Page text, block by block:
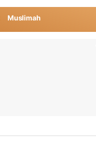
Muslimah